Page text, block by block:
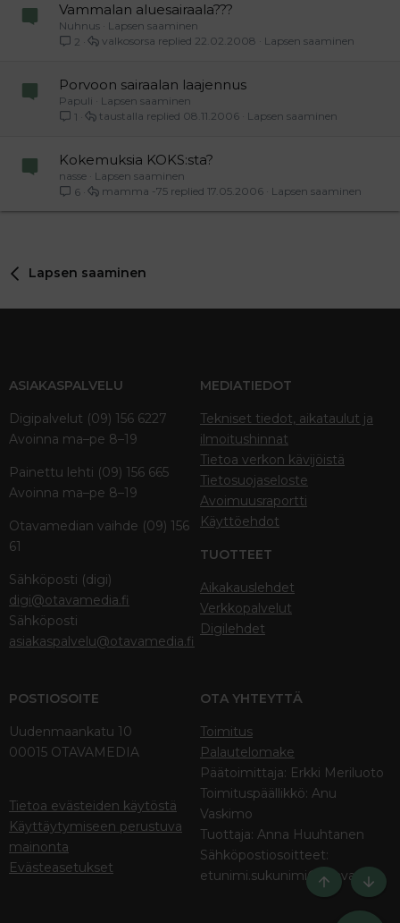
Vammalan aluesairaala???
Nuhnus
Lapsen saaminen
2
Lapsen saaminen
22.02.2008
valkosorsa
Porvoon sairaalan laajennus
Papuli
Lapsen saaminen
1
Lapsen saaminen
08.11.2006
taustalla
Kokemuksia KOKS:sta?
nasse
Lapsen saaminen
6
Lapsen saaminen
17.05.2006
mamma -75
Lapsen saaminen
ASIAKASPALVELU
Digipalvelut (09) 156 6227
Avoinna ma–pe 8–19
Painettu lehti (09) 156 665
Avoinna ma–pe 8–19
Otavamedian vaihde (09) 156
61
Sähköposti (digi)
digi@otavamedia.fi
Sähköposti
asiakaspalvelu@otavamedia.fi
MEDIATIEDOT
Tekniset tiedot, aikataulut ja
ilmoitushinnat
Tietoa verkon kävijöistä
Tietosuojaseloste
Avoimuusraportti
Käyttöehdot
TUOTTEET
Aikakauslehdet
Verkkopalvelut
Digilehdet
POSTIOSOITE
Uudenmaankatu 10
00015 OTAVAMEDIA
Tietoa evästeiden käytöstä
Käyttäytymiseen perustuva
mainonta
Evästeasetukset
OTA YHTEYTTÄ
Toimitus
Palautelomake
Päätoimittaja: Erkki Meriluoto
Toimituspäällikkö: Anu
Vaskimo
Tuottaja: Anna Huuhtanen
Sähköpostiosoitteet:
etunimi.sukunimi@otava.fi
Ylös